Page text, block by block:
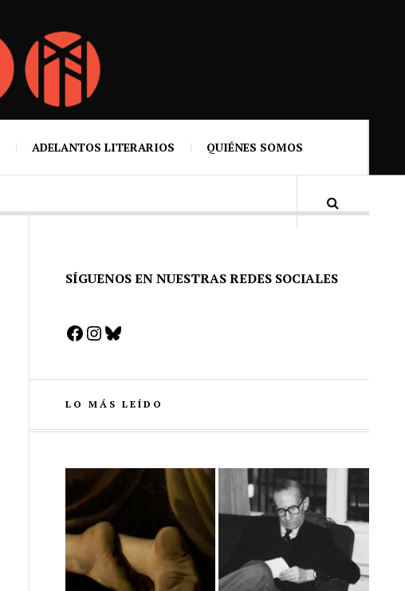
ADELANTOS LITERARIOS QUIÉNES SOMOS
SÍGUENOS EN NUESTRAS REDES SOCIALES
Facebook
Instagram
Bluesky
LO MÁS LEÍDO